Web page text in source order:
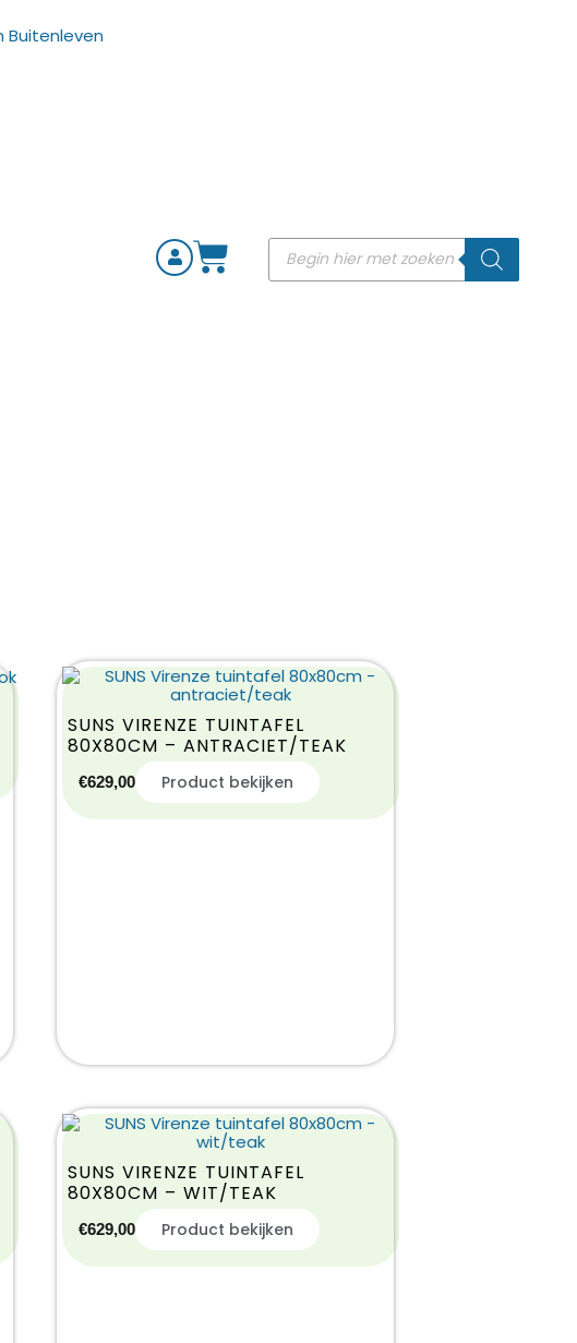
SUNS VIRENZE TUINTAFEL
80X80CM – ANTRACIET/TEAK
€629,00 Product bekijken
SUNS VIRENZE TUINTAFEL
80X80CM – WIT/TEAK
€629,00 Product bekijken